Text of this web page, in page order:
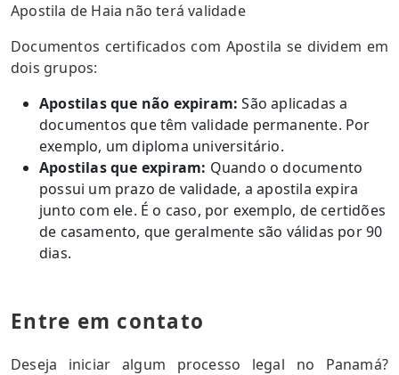
Apostila de Haia não terá validade
Documentos certificados com Apostila se dividem em
dois grupos:
Apostilas que não expiram: São aplicadas a
documentos que têm validade permanente. Por
exemplo, um diploma universitário.
Apostilas que expiram: Quando o documento
possui um prazo de validade, a apostila expira
junto com ele. É o caso, por exemplo, de certidões
de casamento, que geralmente são válidas por 90
dias.
Entre em contato
Deseja iniciar algum processo legal no Panamá?